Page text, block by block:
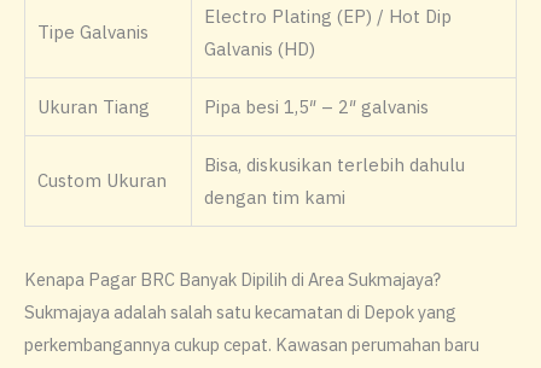
Tipe Galvanis
Electro Plating (EP) / Hot Dip
Galvanis (HD)
Ukuran Tiang Pipa besi 1,5″ – 2″ galvanis
Custom Ukuran
Bisa, diskusikan terlebih dahulu
dengan tim kami
Kenapa Pagar BRC Banyak Dipilih di Area Sukmajaya?
Sukmajaya adalah salah satu kecamatan di Depok yang
perkembangannya cukup cepat. Kawasan perumahan baru